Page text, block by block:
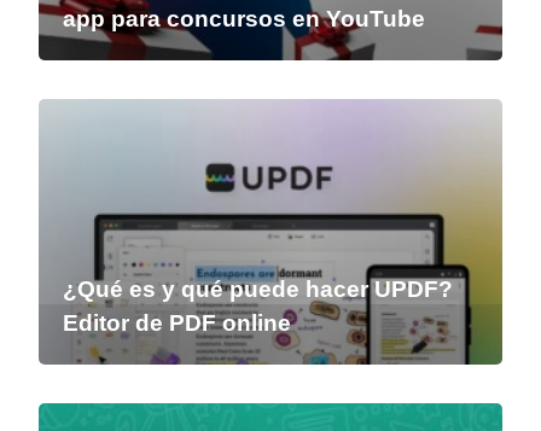
app para concursos en YouTube
¿Qué es y qué puede hacer UPDF?
Editor de PDF online